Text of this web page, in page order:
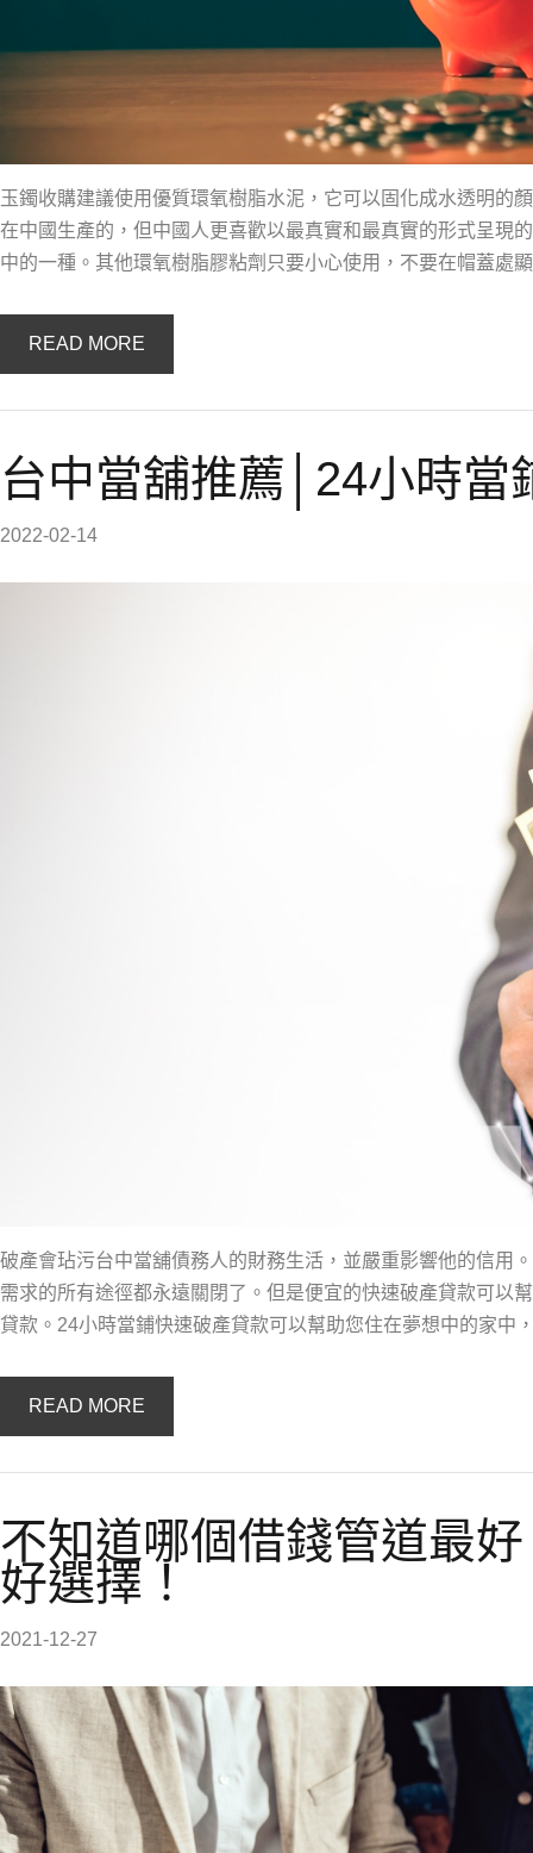
玉鐲收購建議使用優質環氧樹脂水泥，它可以固化成水透明的
在中國生產的，但中國人更喜歡以最真實和最真實的形式呈現
中的一種。其他環氧樹脂膠粘劑只要小心使用，不要在帽蓋處
READ MORE
台中當舖推薦│24小時當
2022-02-14
破產會玷污台中當舖債務人的財務生活，並嚴重影響他的信用
需求的所有途徑都永遠關閉了。但是便宜的快速破產貸款可以
貸款。24小時當鋪快速破產貸款可以幫助您住在夢想中的家中
READ MORE
不知道哪個借錢管道最
好選擇！
2021-12-27